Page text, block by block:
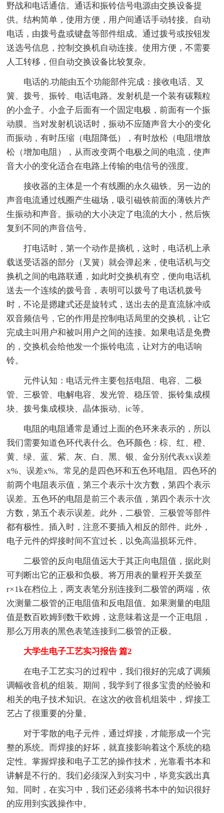
野战和电话通信。通话和振铃信号电源由交换设备提
供。结构简单，使用方便，用户间通话手动转接。自动
电话，由拨号盘或键盘等部件组成。通过拨号或按钮发
送选号信息，控制交换机自动连接。使用方便，不需要
人工转移，但自动交换设备比较复杂。
电话的.功能由五个功能部件完成：接收电话、叉
簧、拨号、振铃、电话电路。发射机是一个装有碳颗粒
的小盒子。小盒子后面有一个固定电极，前面有一个振
动膜。当对发射机说话时，振动不应随声音大小的变化
而振动，有时压缩（电阻降低），有时放松（电阻增放
松（增加电阻），从而改变两个电极之间的电流，使声
音大小的变化适合在电路上传输的电信号的强度。
接收器的主体是一个有线圈的永久磁铁。另一边的
声音电流通过线圈产生磁场，吸引磁铁前面的薄铁片产
生振动和声音。振动的大小决定了电流的大小，然后恢
复到不同的声音信号。
打电话时，第一个动作是摘机，这时，电话机上承
载送受话器的部分（叉簧）就会弹起来，使电话机与交
换机之间的电路联通，如此时交换机有空，便向电话机
送去一个连续的拨号音，表明可以拨号了电话机拨号
时，不论是摁建式还是旋转式，送出去的是直流脉冲或
双音频信号，它的作用是控制电话局里的交换机，让它
完成主叫用户和被叫用户之间的连接。如果电话是免费
的，交换机会给他发一个振铃电流，让对方的电话响
铃。
元件认知：电话元件主要包括电阻、电容、二极
管、三极管、电解电容、发光管、稳压管、振铃集成模
块、拨号集成模块、晶体振动、ic等。
电阻的电阻通常是通过上面的色环来表示的，所以
我们需要知道色环代表什么。色环颜色：棕、红、橙、
黄、绿、蓝、紫、灰、白、黑、银、金分别代表xx误差
x%、误差x%。常见的是四色环和五色环电阻。四色环的
前两个电阻表示值，第三个表示十次方数，第四个表示
误差。五色环的电阻是前三个表示值，第四个表示十次
方数，第五个表示误差。此外，二极管、三极管等部件
都有极性。插入时，注意不要插入相反的部件。此外，
电子元件的焊接时间不宜过长，以免高温损坏元件。
二极管的反向电阻值远大于其正向电阻值，据此则
可判断出它的正极和负极。将万用表的量程开关拨至
r×1k在档位上，两支表笔分别连接到二极管的两端，依
次测量二极管的正电阻值和反电阻值。如果测量的电阻
值是数百欧姆到数千欧姆，这意味着这是一个正电阻，
那么万用表的黑色表笔连接到二极管的正极。
大学生电子工艺实习报告 篇2
在电子工艺实习的过程中，我们很好的完成了调频
调幅收音机的组装。期间，我学到了很多宝贵的经验和
相关的电子技术知识。在这次的收音机组装中，焊接工
艺占了很重要的分量。
对于零散的电子元件，通过焊接，才能形成一个完
整的系统。而焊接的好坏，就直接影响着这个系统的稳
定性。掌握焊接和电子工艺的操作技术，光靠看书本和
讲解是不行的。我们必须深入到实习中，毕竟实践出真
知。同时，在实习中，我们还必须将书本中的知识很好
的应用到实践操作中。